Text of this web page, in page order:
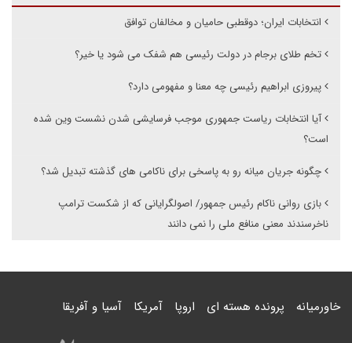
انتخابات ایران؛ دوقطبی حامیان و مخالفان توافق
تخم طلای برجام در دولت رئیسی هم شفک می شود یا خیر؟
پیروزی ابراهیم رئیسی چه معنا و مفهومی دارد؟
آیا انتخابات ریاست جمهوری موجب فرسایشی شدن نشست وین شده
است؟
چگونه جریان میانه رو به پاسخی برای ناکامی های گذشته تبدیل شد؟
بازی روانی ناکام رئیس جمهور/ اصولگرایانی که از شکست ترامپ
ناخرسندند معنی منافع ملی را نمی دانند
خاورمیانه پرونده هسته ای اروپا آمریکا آسیا و آفریقا